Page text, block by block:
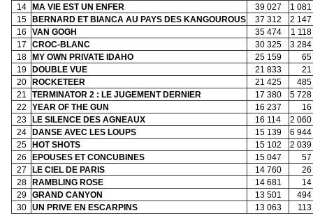
14
MA VIE EST UN ENFER 39 027
1
15
BERNARD ET BIANCA AU PAYS DES KANGOUROUS 37 312
2
16
VAN GOGH 35 474
1
17
CROC-BLANC 30 325
3
18
MY OWN PRIVATE IDAHO 25 159
65
19
DOUBLE VUE 21 833
21
20
ROCKETEER 21 425
21
TERMINATOR 2 : LE JUGEMENT DERNIER 17 380
5
22
YEAR OF THE GUN 16 237
23
LE SILENCE DES AGNEAUX 16 114
2
24
DANSE AVEC LES LOUPS 15 139
6
25
HOT SHOTS 15 102
2
26
EPOUSES ET CONCUBINES 15 047
57
27
LE CIEL DE PARIS 14 760
26
28
RAMBLING ROSE 14 681
29
GRAND CANYON 13 501
30
UN PRIVE EN ESCARPINS 13 063